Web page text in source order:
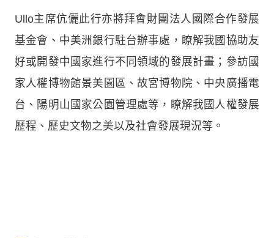
Ullo主席伉儷此行亦將拜會財團法人國際合作發展
基金會、中美洲銀行駐台辦事處，瞭解我國協助友
好或開發中國家進行不同領域的發展計畫；參訪國
家人權博物館景美園區、故宮博物院、中央廣播電
台、陽明山國家公園管理處等，瞭解我國人權發展
歷程、歷史文物之美以及社會發展現況等。